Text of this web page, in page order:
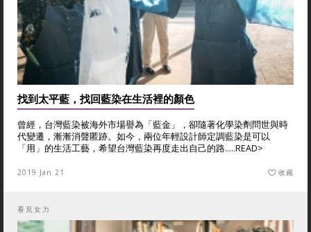
找到太平藍，找回藍染在生活裡的顏色
曾經，台灣藍染被海外市場譽為「藍金」，卻隨著化學染劑問世與時
代變遷，漸漸消聲匿跡。如今，兩位年輕設計師定調藍染是可以
「用」的生活工藝，希望台灣藍染再度走出自己的路.....READ>
2019 Jan 21 收藏
看見女力